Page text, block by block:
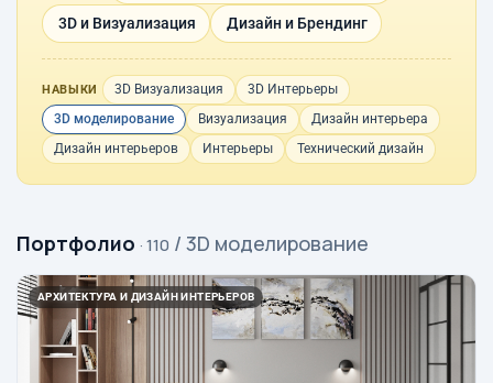
3D и Визуализация Дизайн и Брендинг
НАВЫКИ 3D Визуализация
3D Интерьеры
3D моделирование
Визуализация
Дизайн интерьера
Дизайн интерьеров
Интерьеры Технический дизайн
Портфолио · 110 / 3D моделирование
АРХИТЕКТУРА И ДИЗАЙН ИНТЕРЬЕРОВ